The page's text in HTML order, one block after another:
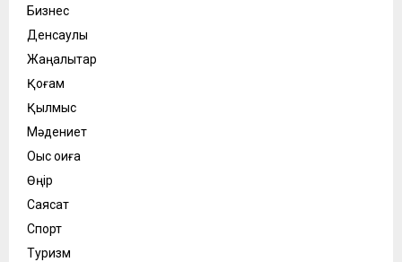
Бизнес
Денсаулық
Жаңалықтар
Қоғам
Қылмыс
Мәдениет
Оқыс оқиға
Өңір
Саясат
Спорт
Туризм